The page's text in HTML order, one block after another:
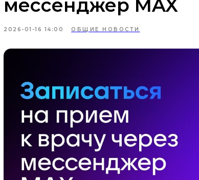
мессенджер MAX
2026-01-16 14:00 ОБЩИЕ НОВОСТИ